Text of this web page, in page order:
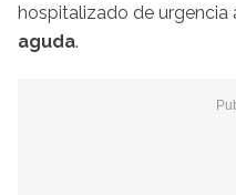
hospitalizado de urgencia
aguda.